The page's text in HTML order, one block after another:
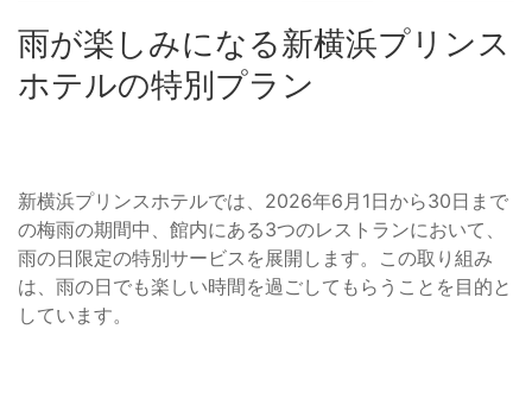
雨が楽しみになる新横浜プリンス
ホテルの特別プラン
新横浜プリンスホテルでは、2026年6月1日から30日まで
の梅雨の期間中、館内にある3つのレストランにおいて、
雨の日限定の特別サービスを展開します。この取り組み
は、雨の日でも楽しい時間を過ごしてもらうことを目的と
しています。